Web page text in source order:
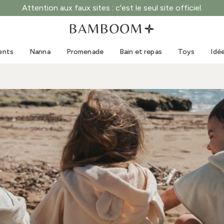
Attention aux faux sites : c'est le seul site officiel.
Shorts et jupes
Combinaisons
Cardigans et vestes
Robes
Casquettes
Accessoires
Chaussettes
Mer
Chaussures de plage
Toys
Nanna Promenade Bain et repas Toys